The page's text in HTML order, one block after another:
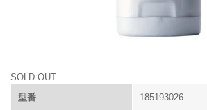
SOLD OUT
型番
185193026